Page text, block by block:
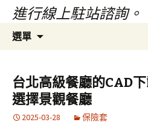
進行線上駐站諮詢。
選單
容
台北高級餐廳的CAD
選擇景觀餐廳
2025-03-28 保險套